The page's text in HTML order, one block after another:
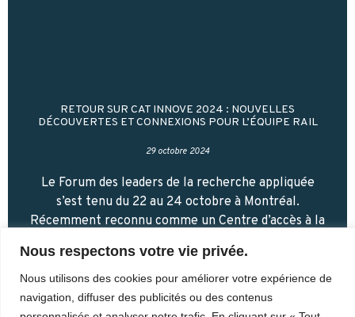
Nous respectons votre vie privée.
Nous utilisons des cookies pour améliorer votre expérience de
navigation, diffuser des publicités ou des contenus
RETOUR SUR CAT INNOVE 2024 : NOUVELLES
DÉCOUVERTES ET CONNEXIONS POUR L’ÉQUIPE RAIL
29 octobre 2024
Le Forum des leaders de la recherche appliquée
s’est tenu du 22 au 24 octobre à Montréal.
Récemment reconnu comme un Centre d’accès à la
Lire la suite